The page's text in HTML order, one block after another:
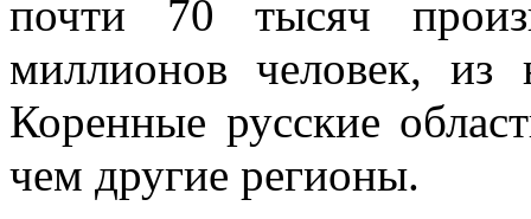
почти 70 тысяч
миллионов человек,
Коренные русские
чем другие регионы.